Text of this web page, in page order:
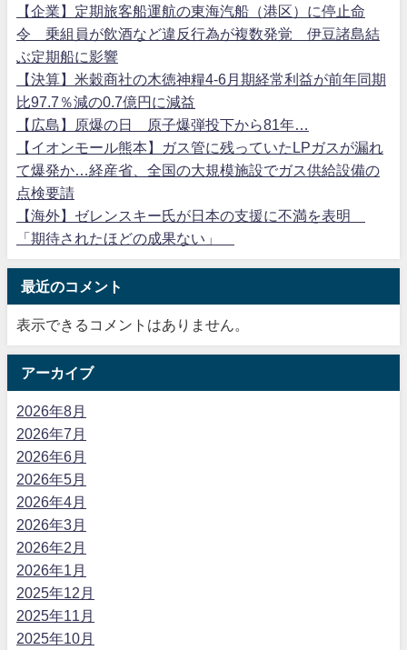
【企業】定期旅客船運航の東海汽船（港区）に停止命
令 乗組員が飲酒など違反行為が複数発覚 伊豆諸島結
ぶ定期船に影響
【決算】米穀商社の木徳神糧4-6月期経常利益が前年同期
比97.7％減の0.7億円に減益
【広島】原爆の日 原子爆弾投下から81年…
【イオンモール熊本】ガス管に残っていたLPガスが漏れ
て爆発か…経産省、全国の大規模施設でガス供給設備の
点検要請
【海外】ゼレンスキー氏が日本の支援に不満を表明
「期待されたほどの成果ない」
最近のコメント
表示できるコメントはありません。
アーカイブ
2026年8月
2026年7月
2026年6月
2026年5月
2026年4月
2026年3月
2026年2月
2026年1月
2025年12月
2025年11月
2025年10月